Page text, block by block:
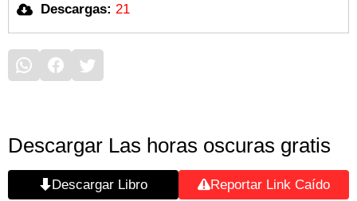
Descargas: 21
Descargar Las horas oscuras gratis
Descargar Libro Reportar Link Caído